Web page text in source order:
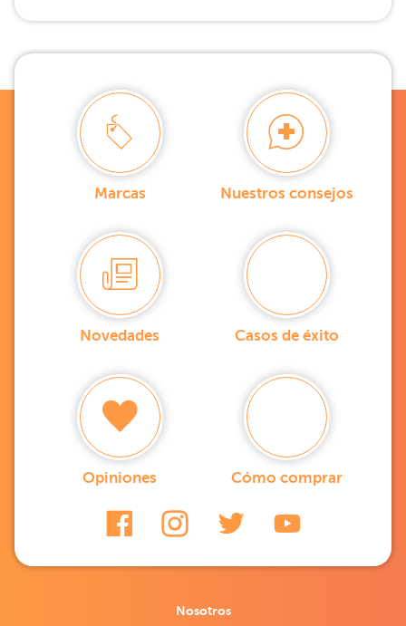
Marcas Nuestros consejos
Novedades Casos de éxito
Opiniones Cómo comprar
Nosotros